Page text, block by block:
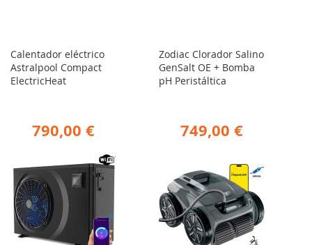
Calentador eléctrico
Astralpool Compact
ElectricHeat
790,00 €
Zodiac Clorador Salino
GenSalt OE + Bomba
pH Peristáltica
749,00 €